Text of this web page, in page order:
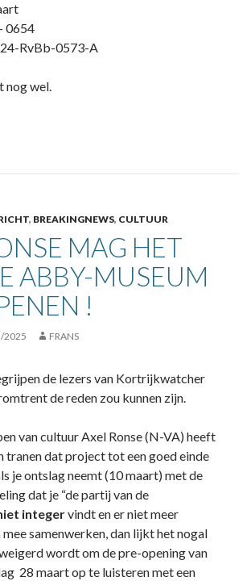
0654
RvBb-0573-A
nog wel.
, BREAKINGNEWS, CULTUUR
MAG HET
ABBY-MUSEUM
!
2025 FRANS
de lezers van Kortrijkwatcher
de reden zou kunnen zijn.
van cultuur Axel Ronse (N-VA) heeft
tranen dat project tot een goed einde
je ontslag neemt (10 maart) met de
dat je “de partij van de
integervindt en er niet meer
samenwerken, dan lijkt het nogal
wordt om de pre-opening van
28 maart op te luisteren met een